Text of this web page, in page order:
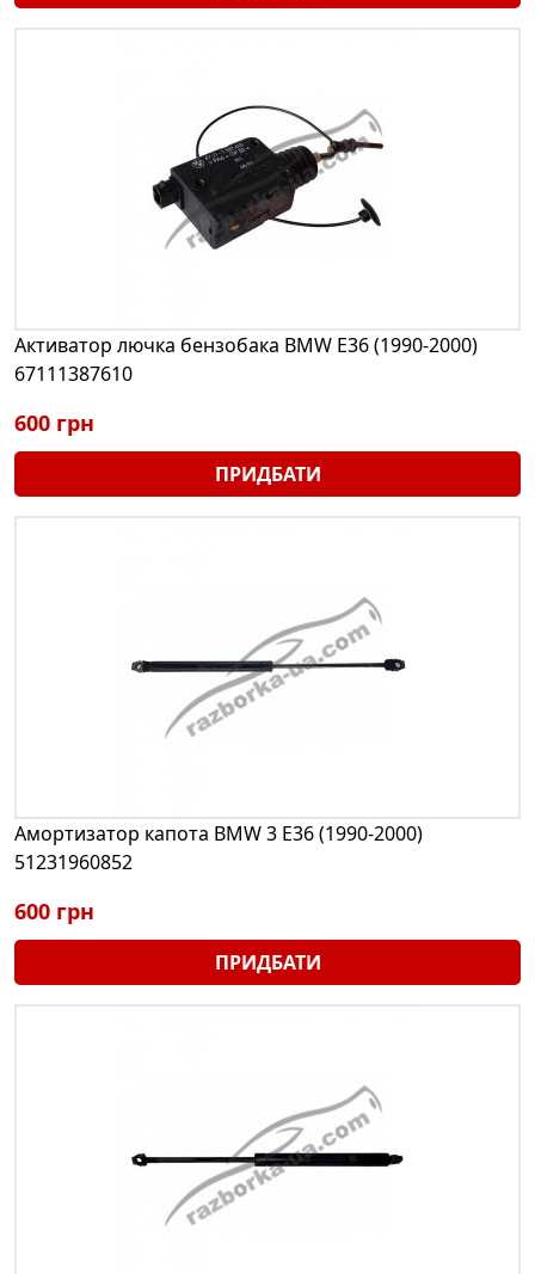
Активатор лючка бензобака BMW E36 (1990-2000)
67111387610
600 грн
ПРИДБАТИ
Амортизатор капота BMW 3 E36 (1990-2000)
51231960852
600 грн
ПРИДБАТИ